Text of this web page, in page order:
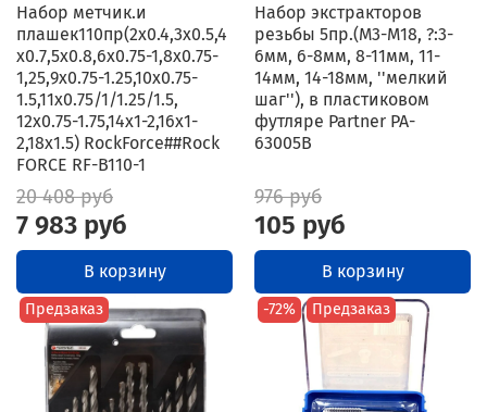
Набор метчик.и
плашек110пр(2х0.4,3х0.5,4
х0.7,5х0.8,6х0.75-1,8х0.75-
1,25,9х0.75-1.25,10х0.75-
1.5,11х0.75/1/1.25/1.5,
12х0.75-1.75,14х1-2,16х1-
2,18х1.5) RockForce##Rock
FORCE RF-B110-1
20 408 руб
7 983 руб
В корзину
Набор экстракторов
резьбы 5пр.(М3-М18, ?:3-
6мм, 6-8мм, 8-11мм, 11-
14мм, 14-18мм, ''мелкий
шаг''), в пластиковом
футляре Partner PA-
63005B
976 руб
105 руб
В корзину
Предзаказ -72% Предзаказ